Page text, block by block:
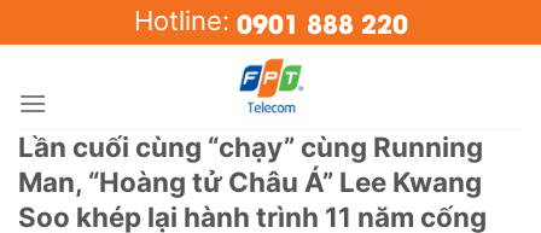
to
Hotline: 0901 888 220
Lần cuối cùng “chạy” cùng Running
Man, “Hoàng tử Châu Á” Lee Kwang
Soo khép lại hành trình 11 năm cống